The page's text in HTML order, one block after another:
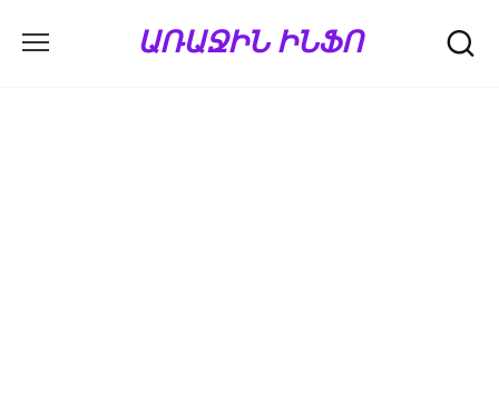
ԱՌԱՋԻՆ ԻՆՖՈ